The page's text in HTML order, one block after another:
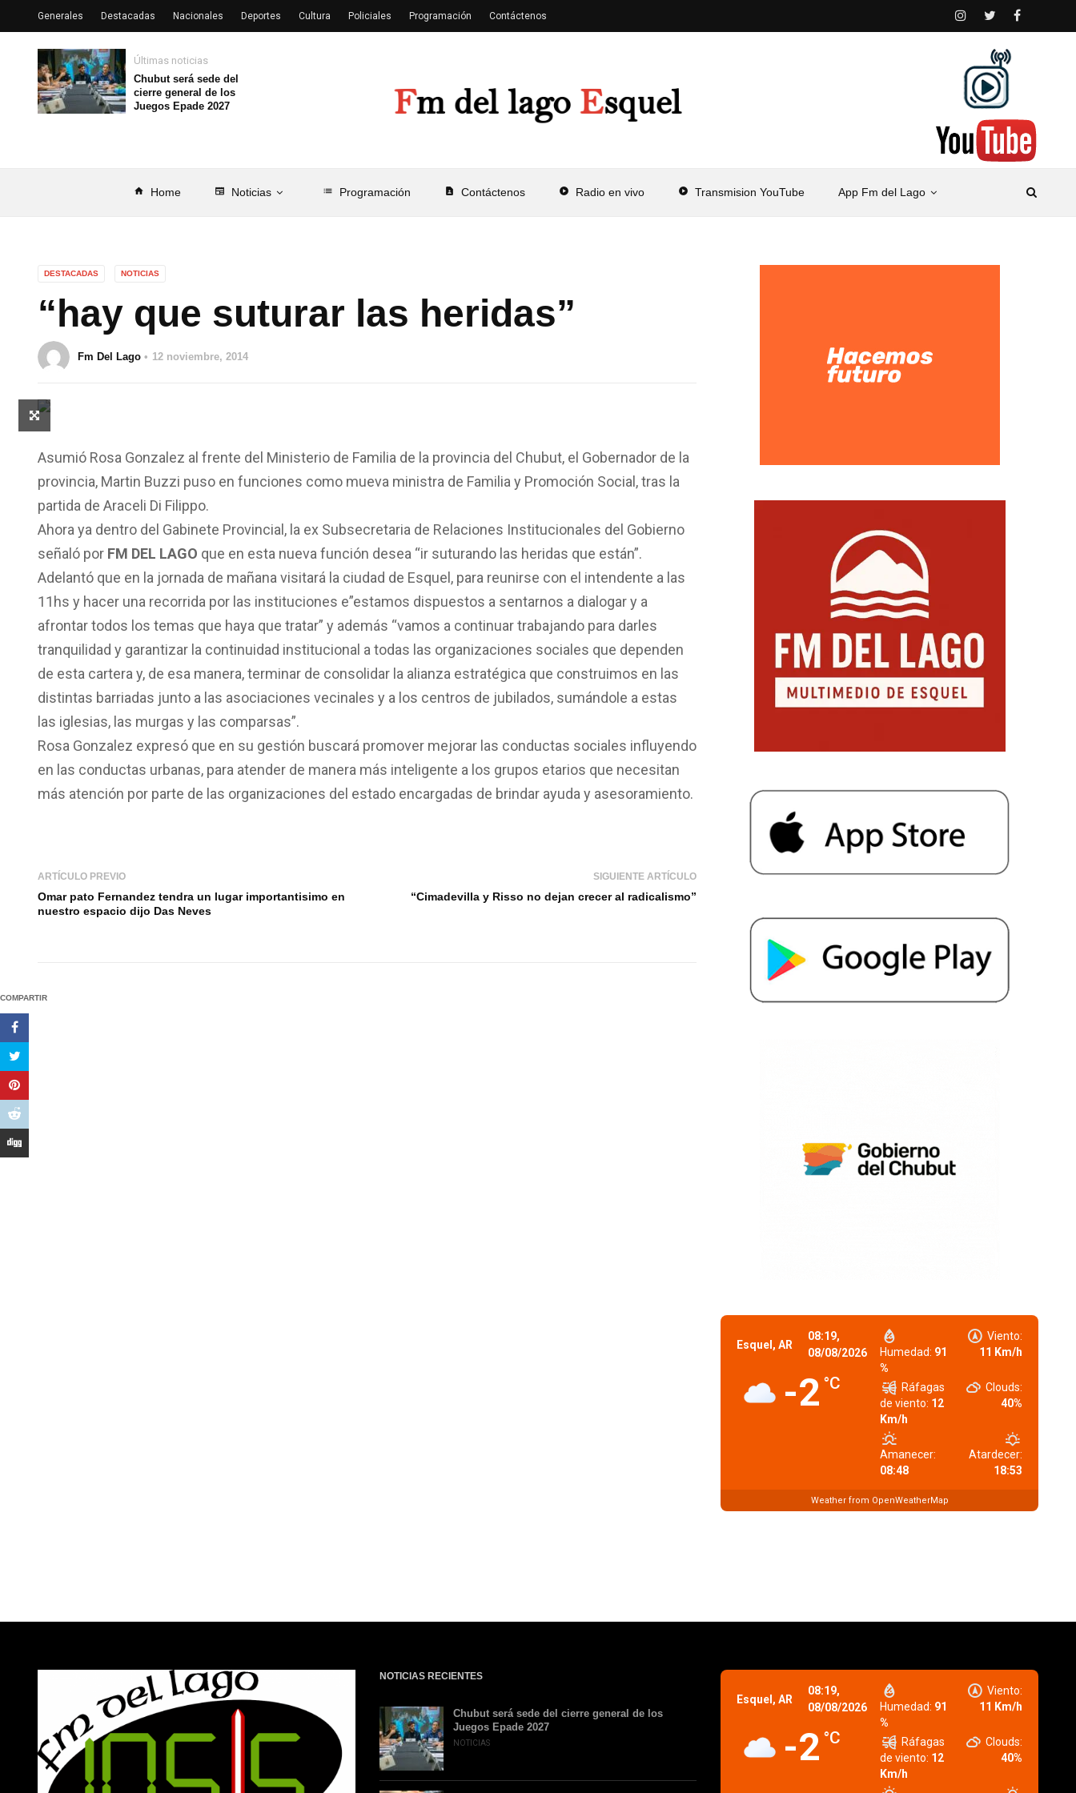
home Home newspaper Noticias list Programación contact_page Contáctenos play_circle Radio en vivo play_circle Transmision YouTube App Fm del Lago
Últimas noticias
Chubut será sede del
cierre general de los
Juegos Epade 2027
Generales Destacadas Nacionales Deportes Cultura Policiales Programación Contáctenos
DESTACADAS NOTICIAS
“hay que suturar las heridas”
Fm Del Lago 12 noviembre, 2014
COMPARTIR
Asumió Rosa Gonzalez al frente del Ministerio de Familia de la provincia del Chubut, el Gobernador de la
provincia, Martin Buzzi puso en funciones como mueva ministra de Familia y Promoción Social, tras la
partida de Araceli Di Filippo.
Ahora ya dentro del Gabinete Provincial, la ex Subsecretaria de Relaciones Institucionales del Gobierno
señaló por FM DEL LAGO que en esta nueva función desea “ir suturando las heridas que están”.
Adelantó que en la jornada de mañana visitará la ciudad de Esquel, para reunirse con el intendente a las
11hs y hacer una recorrida por las instituciones e”estamos dispuestos a sentarnos a dialogar y a
afrontar todos los temas que haya que tratar” y además “vamos a continuar trabajando para darles
tranquilidad y garantizar la continuidad institucional a todas las organizaciones sociales que dependen
de esta cartera y, de esa manera, terminar de consolidar la alianza estratégica que construimos en las
distintas barriadas junto a las asociaciones vecinales y a los centros de jubilados, sumándole a estas
las iglesias, las murgas y las comparsas”.
Rosa Gonzalez expresó que en su gestión buscará promover mejorar las conductas sociales influyendo
en las conductas urbanas, para atender de manera más inteligente a los grupos etarios que necesitan
más atención por parte de las organizaciones del estado encargadas de brindar ayuda y asesoramiento.
ARTÍCULO PREVIO
Omar pato Fernandez tendra un lugar importantisimo en
nuestro espacio dijo Das Neves
SIGUIENTE ARTÍCULO
“Cimadevilla y Risso no dejan crecer al radicalismo”
Esquel, AR
08:19,
08/08/2026
-2 °C
Humedad: 91
%
Viento:
11 Km/h
Ráfagas
de viento: 12
Km/h
Clouds:
40%
Amanecer:
08:48
Atardecer:
18:53
Weather from OpenWeatherMap
NOTICIAS RECIENTES
Chubut será sede del cierre general de los
Juegos Epade 2027
NOTICIAS
Esquel, AR
08:19,
08/08/2026
-2 °C
Humedad: 91
%
Viento:
11 Km/h
Ráfagas
de viento: 12
Km/h
Clouds:
40%